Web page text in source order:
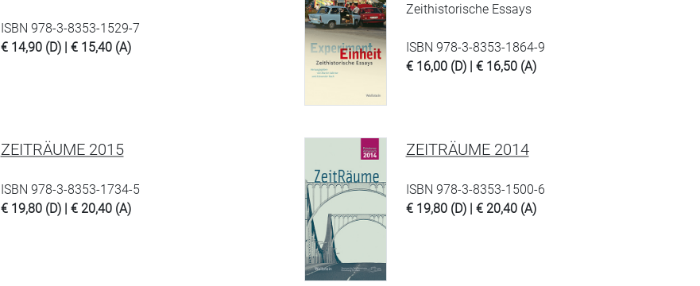
ISBN 978-3-8353-1529-7
€ 14,90 (D) | € 15,40 (A)
Zeithistorische Essays
ISBN 978-3-8353-1864-9
€ 16,00 (D) | € 16,50 (A)
ZEITRÄUME 2015
ISBN 978-3-8353-1734-5
€ 19,80 (D) | € 20,40 (A)
ZEITRÄUME 2014
ISBN 978-3-8353-1500-6
€ 19,80 (D) | € 20,40 (A)